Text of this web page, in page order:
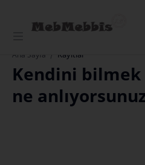
Ana Sayfa Kayıtlar
Kendini
ne